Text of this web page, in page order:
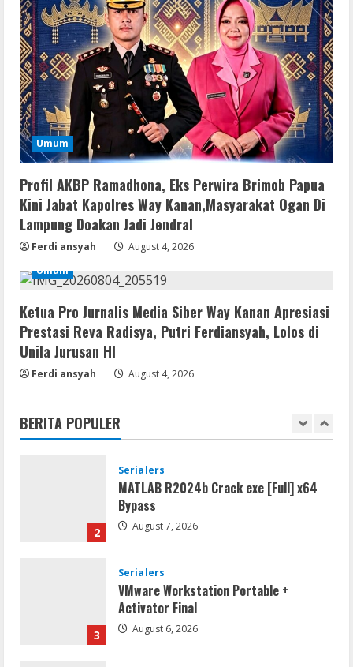
Umum
Profil AKBP Ramadhona, Eks Perwira Brimob Papua
Kini Jabat Kapolres Way Kanan,Masyarakat Ogan Di
Lampung Doakan Jadi Jendral
Ferdi ansyah
August 4, 2026
Umum
Ketua Pro Jurnalis Media Siber Way Kanan Apresiasi
Prestasi Reva Radisya, Putri Ferdiansyah, Lolos di
Unila Jurusan HI
Ferdi ansyah August 4, 2026
BERITA POPULER
2 August 7, 2026
3
Serialers
VMware Workstation Portable +
Activator Final
August 6, 2026
4
Serialers
MATLAB Crack + Portable Clean
Premium
August 6, 2026
5
Ableton Live Crack + Portable Windows
August 6, 2026
1
Remux
Coyote vs. Acme 2026 Pre-DVDRip
2
Serialers
MATLAB R2024b Crack exe [Full] x64
Bypass
August 7, 2026
3
Serialers
VMware Workstation Portable +
Activator Final
August 6, 2026